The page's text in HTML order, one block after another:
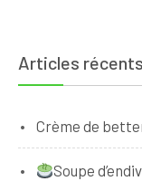
Articles récents
Crème de
Soupe